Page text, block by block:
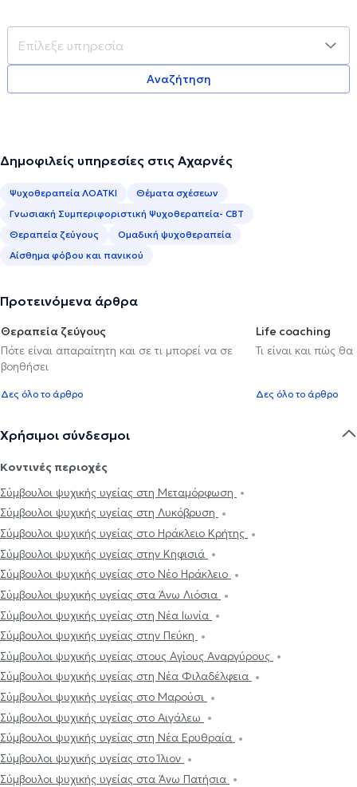
Αναζήτηση
Δημοφιλείς υπηρεσίες στις Αχαρνές
Ψυχοθεραπεία ΛΟΑΤΚΙ
Θέματα σχέσεων
Γνωσιακή Συμπεριφοριστική Ψυχοθεραπεία- CBT
Θεραπεία ζεύγους
Ομαδική ψυχοθεραπεία
Αίσθημα φόβου και πανικού
Προτεινόμενα άρθρα
Θεραπεία ζεύγους
Πότε είναι απαραίτητη και σε τι μπορεί να σε
βοηθήσει
Δες όλο το άρθρο
Life coaching
Τι είναι και πώς
Δες όλο το άρθρο
Χρήσιμοι σύνδεσμοι
Κοντινές περιοχές
Σύμβουλοι ψυχικής υγείας στη Μεταμόρφωση
Σύμβουλοι ψυχικής υγείας στη Λυκόβρυση
Σύμβουλοι ψυχικής υγείας στο Ηράκλειο Κρήτης
Σύμβουλοι ψυχικής υγείας στην Κηφισιά
Σύμβουλοι ψυχικής υγείας στο Νέο Ηράκλειο
Σύμβουλοι ψυχικής υγείας στα Άνω Λιόσια
Σύμβουλοι ψυχικής υγείας στη Νέα Ιωνία
Σύμβουλοι ψυχικής υγείας στην Πεύκη
Σύμβουλοι ψυχικής υγείας στους Αγίους Αναργύρους
Σύμβουλοι ψυχικής υγείας στη Νέα Φιλαδέλφεια
Σύμβουλοι ψυχικής υγείας στο Μαρούσι
Σύμβουλοι ψυχικής υγείας στο Αιγάλεω
Σύμβουλοι ψυχικής υγείας στη Νέα Ερυθραία
Σύμβουλοι ψυχικής υγείας στο Ίλιον
Σύμβουλοι ψυχικής υγείας στα Άνω Πατήσια